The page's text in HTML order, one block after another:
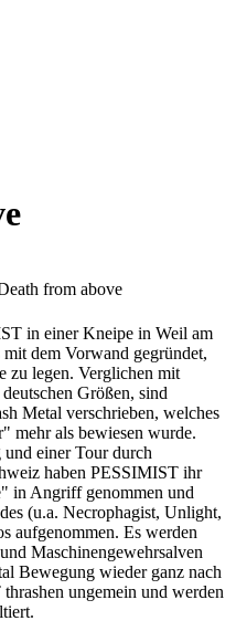
from above
in einer Kneipe in Weil am
mit dem Vorwand gegründet,
zu legen. Verglichen mit
Größen, sind
Metal verschrieben, welches
mehr als bewiesen wurde.
einer Tour durch
haben PESSIMIST ihr
in Angriff genommen und
(u.a. Necrophagist, Unlight,
aufgenommen. Es werden
Maschinengewehrsalven
Bewegung wieder ganz nach
ungemein und werden